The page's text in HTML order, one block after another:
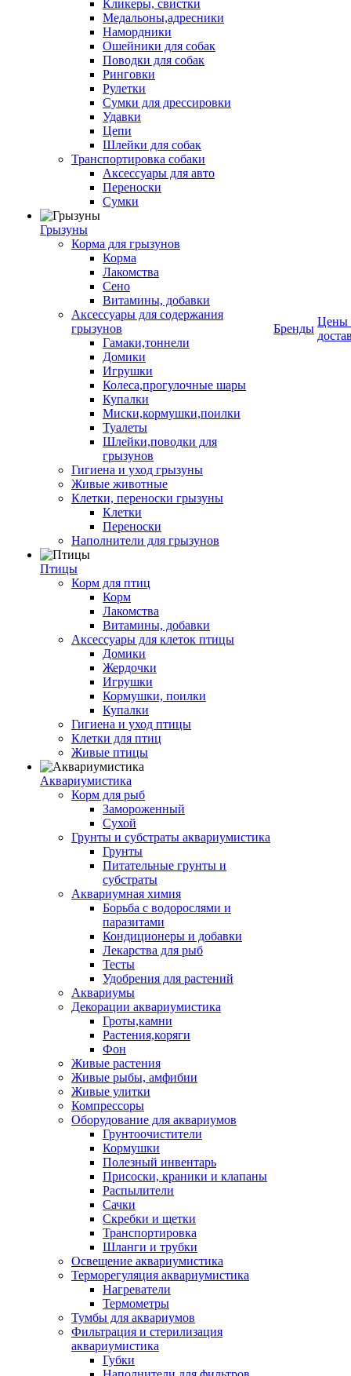
Кликеры, свистки
Медальоны,адресники
Намордники
Ошейники для собак
Поводки для собак
Ринговки
Рулетки
Сумки для дрессировки
Удавки
Цепи
Шлейки для собак
Транспортировка собаки
Аксессуары для авто
Переноски
Сумки
Грызуны
Корма для грызунов
Корма
Лакомства
Сено
Витамины, добавки
Аксессуары для содержания
грызунов
Гамаки,тоннели
Домики
Игрушки
Колеса,прогулочные шары
Купалки
Миски,кормушки,поилки
Туалеты
Шлейки,поводки для
грызунов
Гигиена и уход грызуны
Живые животные
Клетки, переноски грызуны
Клетки
Переноски
Наполнители для грызунов
Птицы
Корм для птиц
Корм
Лакомства
Витамины, добавки
Аксессуары для клеток птицы
Домики
Жердочки
Игрушки
Кормушки, поилки
Купалки
Гигиена и уход птицы
Клетки для птиц
Живые птицы
Аквариумистика
Корм для рыб
Замороженный
Сухой
Грунты и субстраты аквариумистика
Грунты
Питательные грунты и
субстраты
Аквариумная химия
Борьба с водорослями и
паразитами
Кондиционеры и добавки
Лекарства для рыб
Тесты
Удобрения для растений
Аквариумы
Декорации аквариумистика
Гроты,камни
Растения,коряги
Фон
Живые растения
Живые рыбы, амфибии
Живые улитки
Компрессоры
Оборудование для аквариумов
Грунтоочистители
Кормушки
Полезный инвентарь
Присоски, краники и клапаны
Распылители
Сачки
Скребки и щетки
Транспортировка
Шланги и трубки
Освещение аквариумистика
Терморегуляция аквариумистика
Нагреватели
Термометры
Тумбы для аквариумов
Фильтрация и стерилизация
аквариумистика
Губки
Бренды
Цены